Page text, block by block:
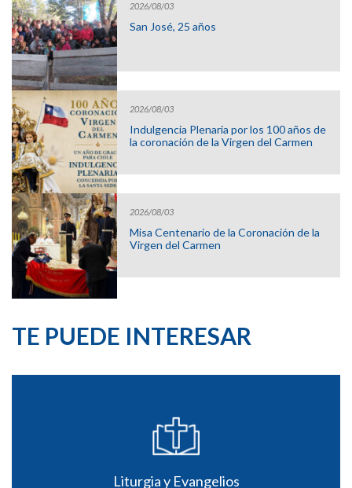
2026/08/03
San José, 25 años
2026/08/03
Indulgencia Plenaria por los 100 años de
la coronación de la Virgen del Carmen
2026/08/03
Misa Centenario de la Coronación de la
Virgen del Carmen
TE PUEDE INTERESAR
Liturgia y Evangelios